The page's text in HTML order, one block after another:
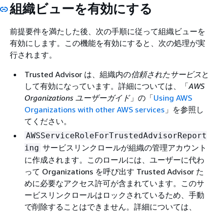
組織ビューを有効にする
前提要件を満たした後、次の手順に従って組織ビューを
有効にします。この機能を有効にすると、次の処理が実
行されます。
Trusted Advisor は、組織内の信頼されたサービスと
して有効になっています。詳細については、「AWS
Organizations ユーザーガイド」の「Using AWS
Organizations with other AWS services 」を参照し
てください。
AWSServiceRoleForTrustedAdvisorReport
ing サービスリンクロールが組織の管理アカウント
に作成されます。このロールには、ユーザーに代わ
って Organizations を呼び出す Trusted Advisor た
めに必要なアクセス許可が含まれています。このサ
ービスリンクロールはロックされているため、手動
で削除することはできません。詳細については、